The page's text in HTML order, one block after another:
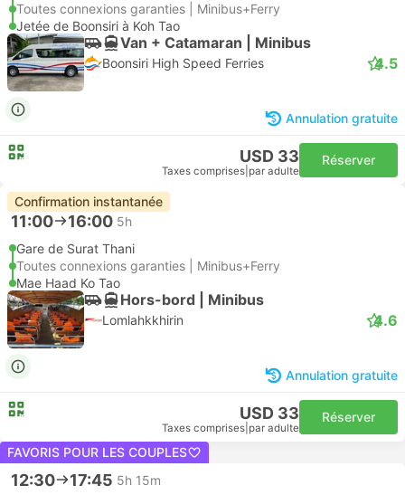
Toutes connexions garanties | Minibus+Ferry
Jetée de Boonsiri à Koh Tao
Van + Catamaran | Minibus
Boonsiri High Speed Ferries 4.5
Annulation gratuite
USD 33
Taxes comprises par adulte
Réserver
Confirmation instantanée
11:00 16:00 5h
Gare de Surat Thani
Toutes connexions garanties | Minibus+Ferry
Mae Haad Ko Tao
Hors-bord | Minibus
Lomlahkkhirin 4.6
Annulation gratuite
USD 33
Taxes comprises par adulte
Réserver
FAVORIS POUR LES COUPLES
12:30 17:45 5h 15m